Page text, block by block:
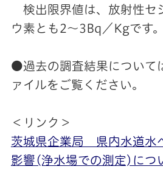
検出限界値は、放射性セ
ウ素とも2～3Bq／Kgです。
●過去の調査結果について
ァイルをご覧ください。
＜リンク＞
茨城県企業局 県内水道水
影響(浄水場での測定)につ